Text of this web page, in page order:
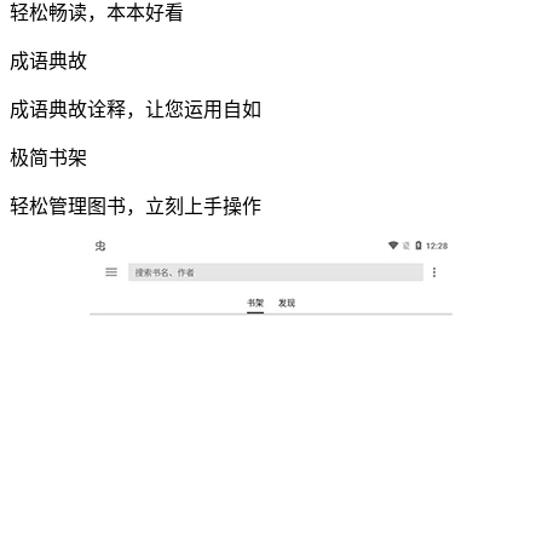
轻松畅读，本本好看
成语典故
成语典故诠释，让您运用自如
极简书架
轻松管理图书，立刻上手操作